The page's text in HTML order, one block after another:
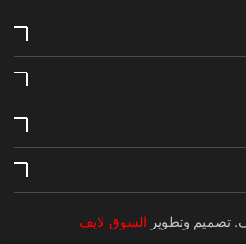
تصميم وتطوير السوق لايف